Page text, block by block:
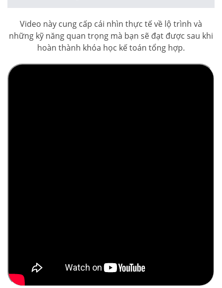
Video này cung cấp cái nhìn thực tế về lộ trình và
những kỹ năng quan trọng mà bạn sẽ đạt được sau khi
hoàn thành khóa học kế toán tổng hợp.